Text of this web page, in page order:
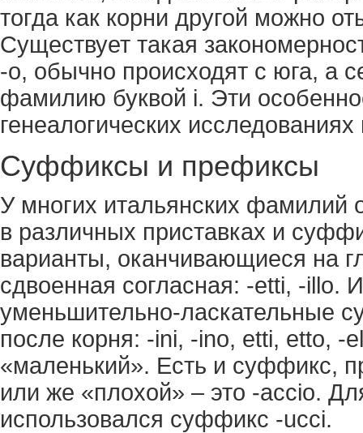
тогда как корни другой можно
Существует такая
-o, обычно происходят с юга, а
фамилию буквой i. Эти
генеалогических
Суффиксы и префиксы
У многих итальянских фамилий
в различных приставках и
варианты, оканчивающиеся на
сдвоенная согласная: -etti, -illo.
уменьшительно-ласкательные
после корня: -ini, -ino, etti, etto, -
«маленький». Есть и суффикс,
или же «плохой» – это -accio.
использовался суффикс -ucci.